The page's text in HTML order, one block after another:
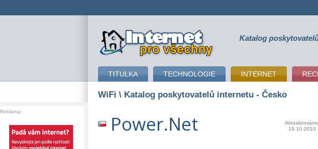
připojení k internetu Katalog
TITULKA TECHNOLOGIE INTERNET
WiFi \ Katalog poskytovatelů internetu - Česko
Power.Net
19.10.2010
Reklama: